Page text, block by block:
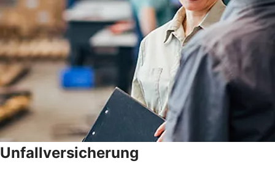
Unfallversicherung